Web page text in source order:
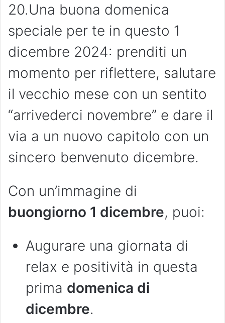
20.Una buona domenica
speciale per te in questo 1
dicembre 2024: prenditi un
momento per riflettere, salutare
il vecchio mese con un sentito
“arrivederci novembre” e dare il
via a un nuovo capitolo con un
sincero benvenuto dicembre.
Con un’immagine di
buongiorno 1 dicembre, puoi:
Augurare una giornata di
relax e positività in questa
prima domenica di
dicembre.